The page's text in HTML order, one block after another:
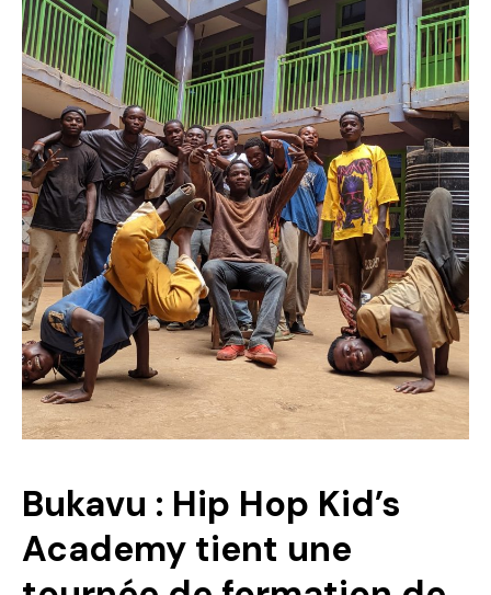
Politique
Technologies
Entreprenariat
Bukavu : Hip Hop Kid’s
Academy tient une